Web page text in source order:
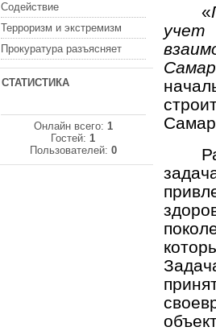
Содействие
Терроризм и экстремизм
Прокуратура разъясняет
СТАТИСТИКА
Онлайн всего: 1
Гостей:1
Пользователей: 0
«
учет